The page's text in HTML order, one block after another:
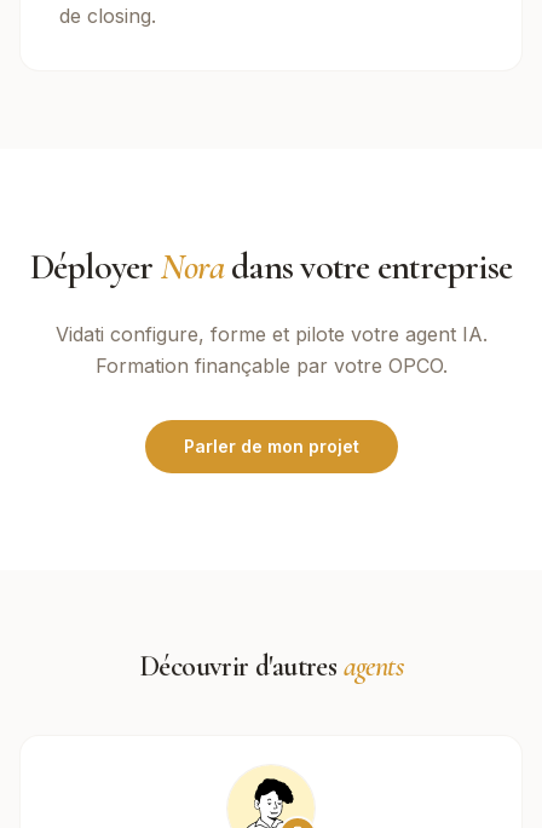
de closing.
DéployerNoradans votre entreprise
Vidati configure, forme et pilote votre agent IA.
Formation finançable par votre OPCO.
Parler de mon projet
Découvrir d'autres agents